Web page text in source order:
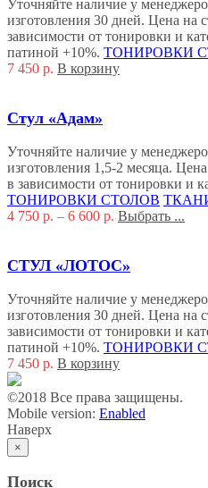
Уточняйте наличие у
изготовления 30 дней. Цена на
зависимости от тонировки и
патиной +10%. ТОНИРОВКИ
7 450 р. В корзину
Стул «Адам»
Уточняйте наличие у
изготовления 1,5-2 месяца.
в зависимости от тонировки и
ТОНИРОВКИ СТОЛОВ
4 750 р. – 6 600 р. Выбрать ...
СТУЛ «ЛОТОС»
Уточняйте наличие у
изготовления 30 дней. Цена на
зависимости от тонировки и
патиной +10%. ТОНИРОВКИ
7 450 р. В корзину
©2018 Все права защищены.
Mobile version: Enabled
Наверх
×
Поиск